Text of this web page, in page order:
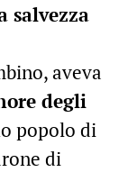
salvezza
aveva
degli
popolo di
di